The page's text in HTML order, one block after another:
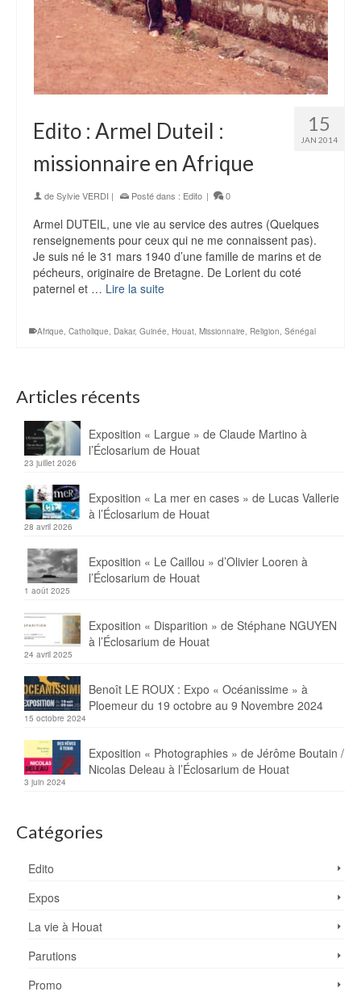
15
JAN 2014
Edito : Armel Duteil :
missionnaire en Afrique
deSylvie VERDI | Posté dans : Edito | 0
Armel DUTEIL, une vie au service des autres (Quelques
renseignements pour ceux qui ne me connaissent pas).
Je suis né le 31 mars 1940 d’une famille de marins et de
pécheurs, originaire de Bretagne. De Lorient du coté
paternel et … Lire la suite
Afrique Catholique Dakar, Guinée Houat Missionnaire Religion Sénégal
Articles récents
Exposition « Largue » de Claude Martino à
l’Éclosarium de Houat
23 juillet 2026
Exposition « La mer en cases » de Lucas Vallerie
à l’Éclosarium de Houat
28 avril 2026
Exposition « Le Caillou » d’Olivier Looren à
l’Éclosarium de Houat
1 août 2025
Exposition « Disparition » de Stéphane NGUYEN
à l’Éclosarium de Houat
24 avril 2025
Benoît LE ROUX : Expo « Océanissime » à
Ploemeur du 19 octobre au 9 Novembre 2024
15 octobre 2024
Exposition « Photographies » de Jérôme Boutain /
Nicolas Deleau à l’Éclosarium de Houat
3 juin 2024
Catégories
Edito
Expos
La vie à Houat
Parutions
Promo